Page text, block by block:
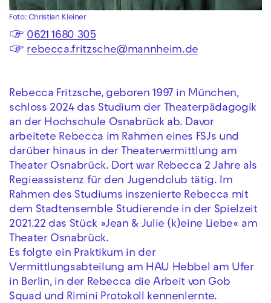
Foto: Christian Kleiner
☞ 0621 1680 305
☞ rebecca.fritzsche@mannheim.de
Rebecca Fritzsche, geboren 1997 in München,
schloss 2024 das Studium der Theaterpädagogik
an der Hochschule Osnabrück ab. Davor
arbeitete Rebecca im Rahmen eines FSJs und
darüber hinaus in der Theatervermittlung am
Theater Osnabrück. Dort war Rebecca 2 Jahre als
Regieassistenz für den Jugendclub tätig. Im
Rahmen des Studiums inszenierte Rebecca mit
dem Stadtensemble Studierende in der Spielzeit
2021.22 das Stück »Jean & Julie (k)eine Liebe« am
Theater Osnabrück.
Es folgte ein Praktikum in der
Vermittlungsabteilung am HAU Hebbel am Ufer
in Berlin, in der Rebecca die Arbeit von Gob
Squad und Rimini Protokoll kennenlernte.